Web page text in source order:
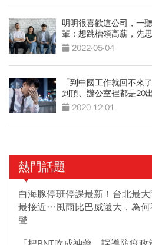
明明很喜歡這公司，一
輩：想跳槽領高薪，先
2022-05-04
「到中國工作就回不來
到頂、辦公室裡都是20
2020-12-01
熱門話題
白海豚停班停課最新！台北最
最接近…風雨比巴威還大，為
聲